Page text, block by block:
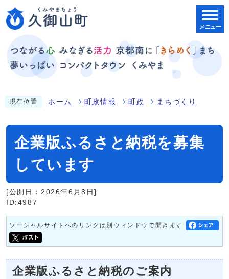
メニュー
現在位置 ホーム 町政情報 町政 まちづくり
企業版ふるさと納税を募集
しています
[公開日：2026年6月8日]
ID:4987
ソーシャルサイトへのリンクは別ウィンドウで開きます
企業版ふるさと納税のご案内